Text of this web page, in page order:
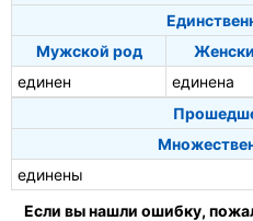
Мужской род
единен
единена
единены
Если вы нашли ошибку,